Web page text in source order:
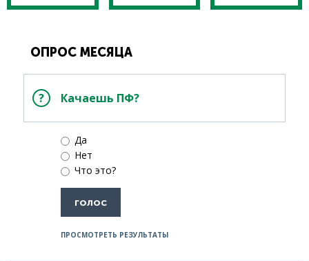
ОПРОС МЕСЯЦА
Качаешь ПФ?
Да
Нет
Что это?
ПРОСМОТРЕТЬ РЕЗУЛЬТАТЫ